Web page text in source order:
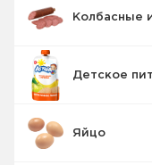
Колбасные
Детское
Яйцо